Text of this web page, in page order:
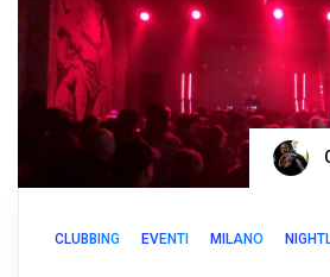
CLUBBING EVENTI MILANO